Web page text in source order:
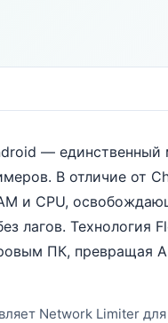
—
В отличие от
и CPU,
лагов.
ПК, превращая
Network Limiter